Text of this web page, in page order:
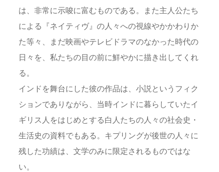
は、非常に示唆に富むものである。また主人公たち
による『ネイティヴ』の人々への視線やかかわりか
た等々、まだ映画やテレビドラマのなかった時代の
日々を、私たちの目の前に鮮やかに描き出してくれ
る。
インドを舞台にした彼の作品は、小説というフィク
ションでありながら、当時インドに暮らしていたイ
ギリス人をはじめとする白人たちの人々の社会史・
生活史の資料でもある。キプリングが後世の人々に
残した功績は、文学のみに限定されるものではな
い。